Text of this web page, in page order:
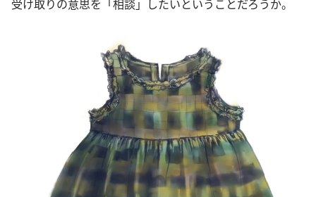
受け取りの意思を「相談」したいということだろうか。